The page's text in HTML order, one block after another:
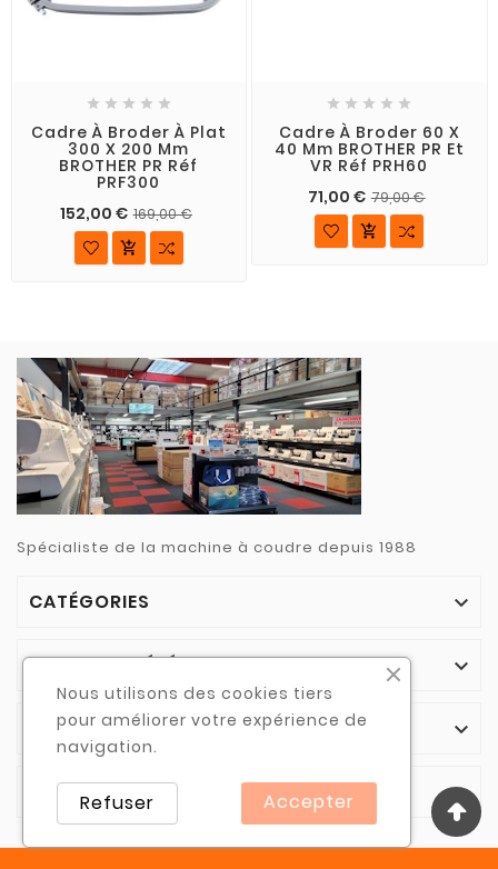
    
Cadre À Broder À Plat
300 X 200 Mm
BROTHER PR Réf
PRF300
152,00 € 169,00 €

    
Cadre À Broder 60 X
40 Mm BROTHER PR Et
VR Réf PRH60
71,00 € 79,00 €

Spécialiste de la machine à coudre depuis 1988
CATÉGORIES 
NOTRE SOCIÉTÉ 
VOTRE COMPTE 
INFORMATIONS 
Nous utilisons des cookies tiers
pour améliorer votre expérience de
navigation.
Accepter
Refuser